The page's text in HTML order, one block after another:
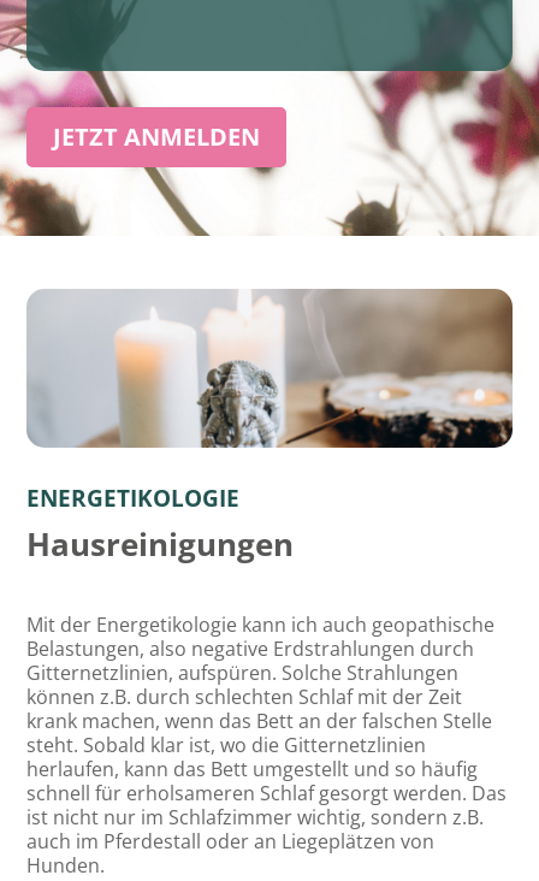
JETZT ANMELDEN
ENERGETIKOLOGIE
Hausreinigungen
Mit der Energetikologie kann ich auch geopathische
Belastungen, also negative Erdstrahlungen durch
Gitternetzlinien, aufspüren. Solche Strahlungen
können z.B. durch schlechten Schlaf mit der Zeit
krank machen, wenn das Bett an der falschen Stelle
steht. Sobald klar ist, wo die Gitternetzlinien
herlaufen, kann das Bett umgestellt und so häufig
schnell für erholsameren Schlaf gesorgt werden. Das
ist nicht nur im Schlafzimmer wichtig, sondern z.B.
auch im Pferdestall oder an Liegeplätzen von
Hunden.